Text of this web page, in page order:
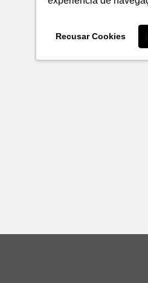
Recusar Cookies